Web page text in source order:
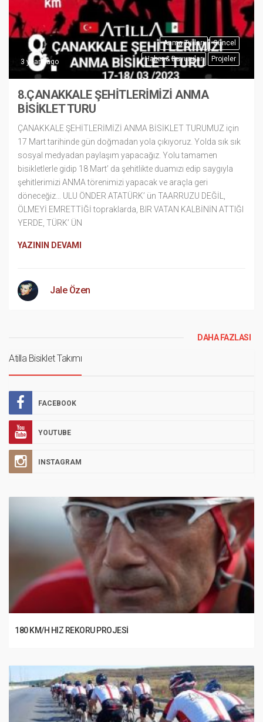
Anma Turları
Güncel
Haber & Duyurular
Projeler
3 years ago
8.ÇANAKKALE ŞEHİTLERİMİZİ ANMA
BİSİKLET TURU
ÇANAKKALE ŞEHİTLERİMİZİ ANMA BİSİKLET TURUMUZ için
17 Mart tarihinde gün doğmadan yola çıkıyoruz. Yolda sık sık
sosyal medyadan paylaşım yapacağız. Yolu tamamen
bisikletlerle gidip 18 Mart’ da şehitlikte duamızı edip saygıyla
şehitlerimizi ANMA törenimizi yapacak ve araçla geri
döneceğiz… ULU ÖNDER ATATÜRK’ ün TAARRUZU DEĞİL,
ÖLMEYİ EMRETTİĞİ topraklarda, BIR VATAN KALBİNİN ATTIĞI
YERDE, TÜRK’ ÜN
YAZININ DEVAMI
Jale Özen
DAHA FAZLASI
Atilla Bisiklet Takımı
FACEBOOK
YOUTUBE
INSTAGRAM
180 KM/H HIZ REKORU PROJESI